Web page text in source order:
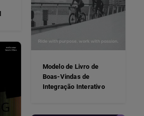
Modelo de Livro de
Boas-Vindas de
Integração Interativo